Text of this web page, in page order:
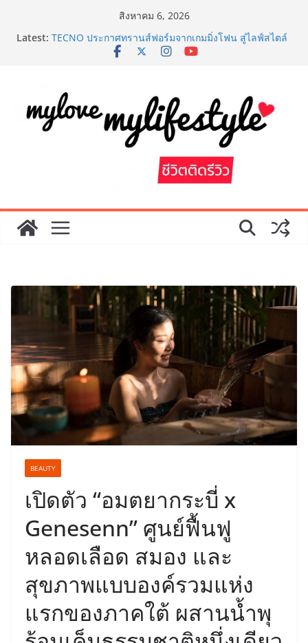
สิงหาคม 6, 2026
Latest: เหิงลี่ แมนูแฟคเจอริ่ง เทคโนโลยี (ไทยแลนด์) เปิดโรงงาน
แห่งใหม่ในชลบุรี เดินหน้าขยายฐานการผลิตสู่เอเชียตะวัน
ออกเฉียงใต้ เสริมแกร่งยุทธศาสตร์ระดับโลก
MRT วาง POVA 8 Series จุดเริ่มต้นครั้งสำคัญ
“หมอออย รมย์รวินท์” แพทย์หญิงหนึ่งเดียว โชว์ศักยภาพ
การแพทย์ไทย ในงานประชุมวิชาการ 8th SMART ตอกย้ำ
ความเป็นแพทย์เวชศาสตร์ความงาม
AirAsia X SEE FAH พันธมิตรทางธุรกิจยาวนานกว่า 20 ปี
ต่อยอดเสิร์ฟความอร่อย ยกเมนูระดับตำนาน “ข้าวหน้าไก่
ราชวงศ์” พุ่งทะยานสู่น่านฟ้า
5 ผนึก 9 พันธมิตร ขับเคลื่อน ESG Tourism สืบสานพระ
ราชปณิธาน สร้างคุณค่าการท่องเที่ยวไทยอย่างยั่งยืน
BEAUTY
เปิดตัว “อมตยากระบี่ x
Genesenn” ศูนย์ฟื้นฟู
หลอดเลือด สมอง และ
สุขภาพแบบองค์รวมแห่ง
แรกของภาคใต้ ผสานน้ำพุ